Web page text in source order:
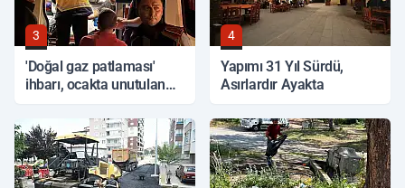
3
'Doğal gaz patlaması'
ihbarı, ocakta unutulan
4
Yapımı 31 Yıl Sürdü,
Asırlardır Ayakta